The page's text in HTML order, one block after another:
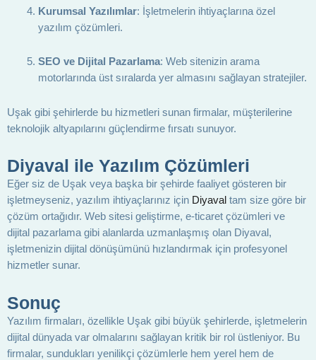
Kurumsal Yazılımlar: İşletmelerin ihtiyaçlarına özel
yazılım çözümleri.
SEO ve Dijital Pazarlama: Web sitenizin arama
motorlarında üst sıralarda yer almasını sağlayan stratejiler.
Uşak gibi şehirlerde bu hizmetleri sunan firmalar, müşterilerine
teknolojik altyapılarını güçlendirme fırsatı sunuyor.
Diyaval ile Yazılım Çözümleri
Eğer siz de Uşak veya başka bir şehirde faaliyet gösteren bir
işletmeyseniz, yazılım ihtiyaçlarınız için Diyaval tam size göre bir
çözüm ortağıdır. Web sitesi geliştirme, e-ticaret çözümleri ve
dijital pazarlama gibi alanlarda uzmanlaşmış olan Diyaval,
işletmenizin dijital dönüşümünü hızlandırmak için profesyonel
hizmetler sunar.
Sonuç
Yazılım firmaları, özellikle Uşak gibi büyük şehirlerde, işletmelerin
dijital dünyada var olmalarını sağlayan kritik bir rol üstleniyor. Bu
firmalar, sundukları yenilikçi çözümlerle hem yerel hem de